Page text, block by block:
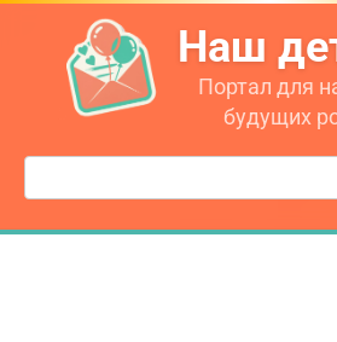
Перейти
контенту
Наш
Портал для
будущих
Поиск: